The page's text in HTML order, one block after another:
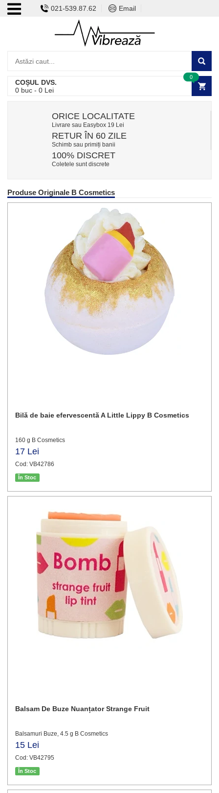
021-539.87.62 Email
COȘUL DVS.
0 buc - 0 Lei
0
ORICE LOCALITATE
Livrare sau Easybox 19 Lei
RETUR ÎN 60 ZILE
Schimb sau primiți banii
100% DISCRET
Coletele sunt discrete
Produse Originale B Cosmetics
Bilă de baie efervescentă A Little Lippy B Cosmetics
160 g B Cosmetics
17 Lei
Cod: VB42786
În Stoc
Balsam De Buze Nuanțator Strange Fruit
Balsamuri Buze, 4.5 g B Cosmetics
15 Lei
Cod: VB42795
În Stoc